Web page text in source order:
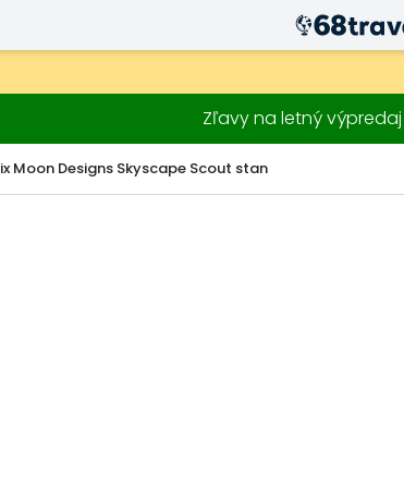
Zľavy na letný výpredaj
Moon Designs Skyscape Scout stan